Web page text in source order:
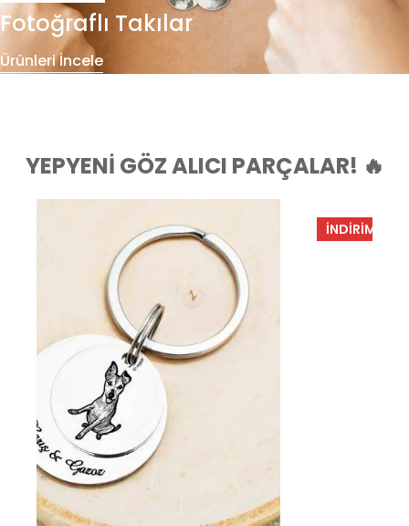
Fotoğraflı Takılar
Ürünleri İncele
YEPYENI GÖZ ALICI PARÇALAR! 🔥